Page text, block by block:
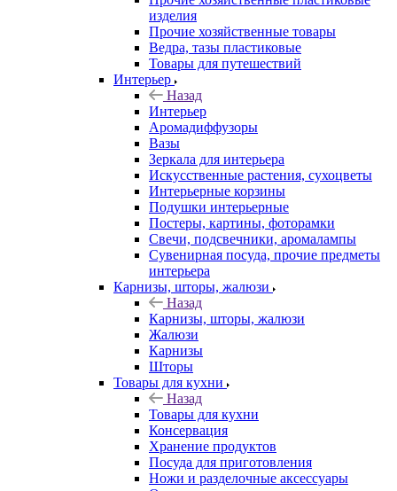
изделия
Прочие хозяйственные товары
Ведра, тазы пластиковые
Товары для путешествий
Интерьер
Назад
Интерьер
Аромадиффузоры
Вазы
Зеркала для интерьера
Искусственные растения, сухоцветы
Интерьерные корзины
Подушки интерьерные
Постеры, картины, фоторамки
Свечи, подсвечники, аромалампы
Сувенирная посуда, прочие предметы
интерьера
Карнизы, шторы, жалюзи
Назад
Карнизы, шторы, жалюзи
Жалюзи
Карнизы
Шторы
Товары для кухни
Назад
Товары для кухни
Консервация
Хранение продуктов
Посуда для приготовления
Ножи и разделочные аксессуары